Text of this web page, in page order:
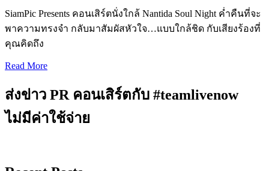
SiamPic Presents คอนเสิร์ตนั่งใกล้ Nantida Soul Night ค่ำคืนที่จะ
พาความทรงจำ กลับมาสัมผัสหัวใจ…แบบใกล้ชิด กับเสียงร้องที่
คุณคิดถึง
Read More
ส่งข่าว PR คอนเสิร์ตกับ #teamlivenow
ไม่มีค่าใช้จ่าย